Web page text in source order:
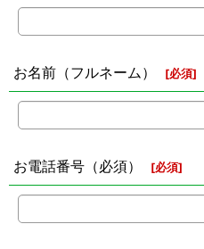
お名前（フルネーム） [必須]
お電話番号（必須） [必須]